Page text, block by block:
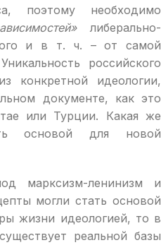
поэтому необходимо
либерально-
и в т. ч. – от самой
российского
конкретной идеологии,
документе, как это
или Турции. Какая же
основой для новой
марксизм-ленинизм и
могли стать основой
жизни идеологией, то в
реальной базы